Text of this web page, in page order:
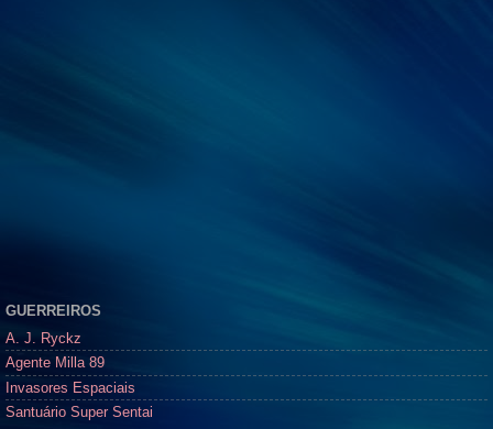
GUERREIROS
A. J. Ryckz
Agente Milla 89
Invasores Espaciais
Santuário Super Sentai